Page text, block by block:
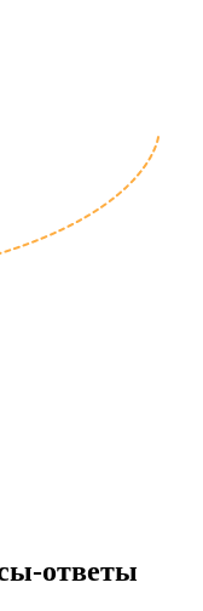
ответы